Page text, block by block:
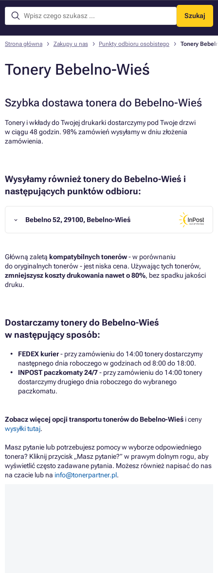
Szukaj
Menu
Strona główna Zakupy u nas Punkty odbioru osobistego Tonery
Tonery Bebelno-Wieś
Szybka dostawa tonera do Bebelno-Wieś
Tonery i wkłady do Twojej drukarki dostarczymy pod Twoje drzwi
w ciągu 48 godzin. 98% zamówień wysyłamy w dniu złożenia
zamówienia.
Wysyłamy również tonery do Bebelno-Wieś i
następujących punktów odbioru:
Bebelno 52, 29100, Bebelno-Wieś
Główną zaletą kompatybilnych tonerów- w porównaniu
do oryginalnych tonerów - jest niska cena. Używając tych tonerów,
zmniejszysz koszty drukowania nawet o 80%, bez spadku jakości
druku.
Dostarczamy tonery do Bebelno-Wieś
w następujący sposób:
FEDEX kurier- przy zamówieniu do 14:00 tonery dostarczymy
następnego dnia roboczego w godzinach od 8:00 do 18:00.
INPOST paczkomaty 24/7- przy zamówieniu do 14:00 tonery
dostarczymy drugiego dnia roboczego do wybranego
paczkomatu.
Zobacz więcej opcji transportu tonerów do Bebelno-Wieś i ceny
wysyłki tutaj.
Masz pytanie lub potrzebujesz pomocy w wyborze odpowiedniego
tonera? Kliknij przycisk „Masz pytanie?” w prawym dolnym rogu, aby
wyświetlić często zadawane pytania. Możesz również napisać do nas
na czacie lub na info@tonerpartner.pl.